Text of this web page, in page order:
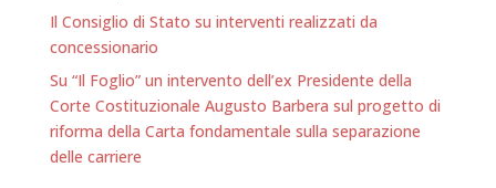
Il Consiglio di Stato su interventi realizzati da
concessionario
Su “Il Foglio” un intervento dell’ex Presidente della
Corte Costituzionale Augusto Barbera sul progetto di
riforma della Carta fondamentale sulla separazione
delle carriere